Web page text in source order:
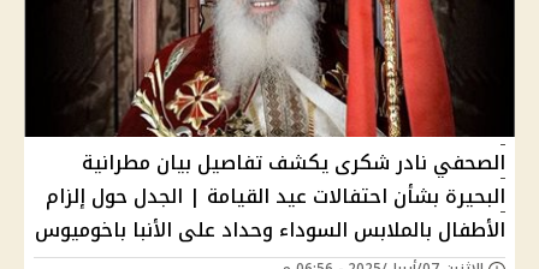
الصحفي نادر شكرى يكشف تفاصيل بيان مطرانية
البحيرة بشأن احتفالات عيد القيامة | الجدل حول إلزام
الأطفال بالملابس السوداء وحداد على الأنبا باخوميوس